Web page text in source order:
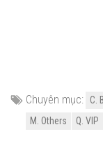
Chuyên mục:
C.
M. Others
Q. VIP